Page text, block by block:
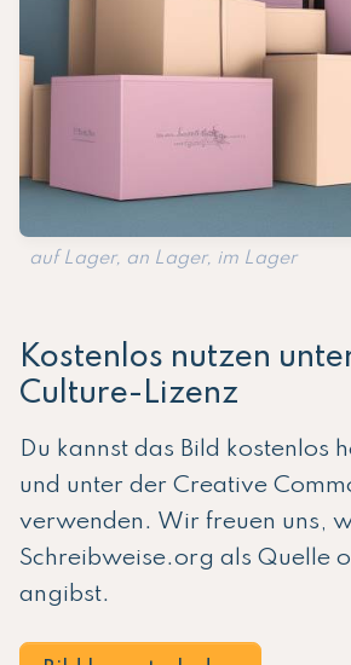
auf Lager, an Lager, im Lager
Kostenlos nutzen
Culture-Lizenz
Du kannst das Bild kostenlos
und unter der Creative
verwenden. Wir freuen uns,
Schreibweise.org als Quelle
angibst.